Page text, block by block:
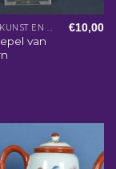
van
€10,00